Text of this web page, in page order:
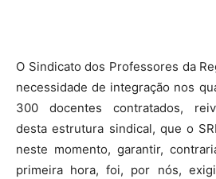
O Sindicato dos Professores da
necessidade de integração nos
300 docentes contratados,
desta estrutura sindical, que o
neste momento, garantir,
primeira hora, foi, por nós,